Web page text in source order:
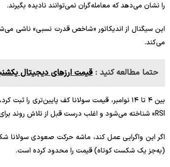
را نشان می‌دهد که معامله‌گران نمی‌توانند نادیده بگیرند.
این سیگنال از اندیکاتور «شاخص قدرت نسبی» ناشی
می‌کند.
حتما مطالعه کنید : ‌‏قیمت ارزهای دیجیتال یکشنبه‌ 30 فروردین
RSI» شناخته می‌شود و اغلب درست قبل از تلاش روند برای تغییر جهت، حتی اگر بازگشت کوتاه‌مدت باشد، ظاهر می‌شود.
(به‌جز یک شکست کوتاه) قیمت را محدود کرده است.